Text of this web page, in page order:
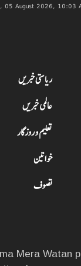
05 August 2026, 10:03
ریاستی خبریں
عالمی خبریں
تعلیم و روزگار
خواتین
تصوف
Mera Watan